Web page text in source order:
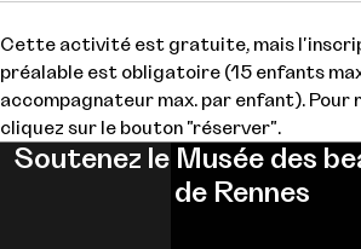
Cette activité est gratuite, mais
préalable est obligatoire (15 enfants
accompagnateur max. par enfant). Pour
cliquez sur le bouton "réserver".
Soutenez le Musée des
de Rennes